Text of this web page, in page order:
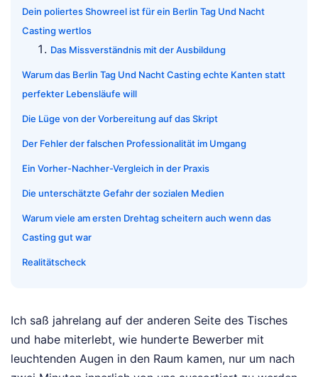
Dein poliertes Showreel ist für ein Berlin Tag Und Nacht
Casting wertlos
Das Missverständnis mit der Ausbildung
Warum das Berlin Tag Und Nacht Casting echte Kanten statt
perfekter Lebensläufe will
Die Lüge von der Vorbereitung auf das Skript
Der Fehler der falschen Professionalität im Umgang
Ein Vorher-Nachher-Vergleich in der Praxis
Die unterschätzte Gefahr der sozialen Medien
Warum viele am ersten Drehtag scheitern auch wenn das
Casting gut war
Realitätscheck
Ich saß jahrelang auf der anderen Seite des Tisches
und habe miterlebt, wie hunderte Bewerber mit
leuchtenden Augen in den Raum kamen, nur um nach